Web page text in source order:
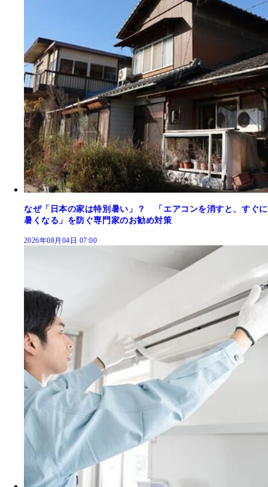
なぜ「日本の家は特別暑い」？ 「エアコンを消すと、すぐに
暑くなる」を防ぐ専門家のお勧め対策
2026年08月04日 07:00